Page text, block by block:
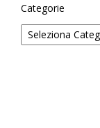
Categorie